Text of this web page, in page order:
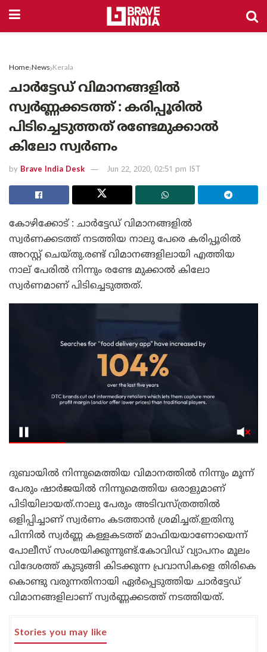
Home News Kerala
ചാർട്ടേഡ് വിമാനങ്ങളിൽ
സ്വർണ്ണക്കടത്ത് : കരിപ്പൂരിൽ
പിടിച്ചെടുത്തത് രണ്ടേമുക്കാൽ
കിലോ സ്വർണം
by Brave India Desk Jun 22, 2020, 02:51 pm IST
കോഴിക്കോട് : ചാർട്ടേഡ് വിമാനങ്ങളിൽ
സ്വർണക്കടത്ത് നടത്തിയ നാലു പേരെ കരിപ്പൂരിൽ
അറസ്റ്റ് ചെയ്തു.രണ്ട് വിമാനങ്ങളിലായി എത്തിയ
നാല് പേരിൽ നിന്നും രണ്ടേ മുക്കാൽ കിലോ
സ്വർണമാണ് പിടിച്ചെടുത്തത്.
ദുബായിൽ നിന്നുമെത്തിയ വിമാനത്തിൽ നിന്നും മൂന്ന്
പേരും ഷാർജയിൽ നിന്നുമെത്തിയ ഒരാളുമാണ്
പിടിയിലായത്.നാലു പേരും അടിവസ്ത്രത്തിൽ
ഒളിപ്പിച്ചാണ് സ്വർണം കടത്താൻ ശ്രമിച്ചത്.ഇതിനു
പിന്നിൽ സ്വർണ്ണ കള്ളകടത്ത് മാഫിയയാണോയെന്ന്
പോലീസ് സംശയിക്കുന്നുണ്ട്.കോവിഡ് വ്യാപനം മൂലം
വിദേശത്ത് കുടുങ്ങി കിടക്കുന്ന പ്രവാസികളെ തിരികെ
കൊണ്ടു വരുന്നതിനായി ഏർപ്പെടുത്തിയ ചാർട്ടേഡ്
വിമാനങ്ങളിലാണ് സ്വർണ്ണക്കടത്ത് നടത്തിയത്.
Stories you may like